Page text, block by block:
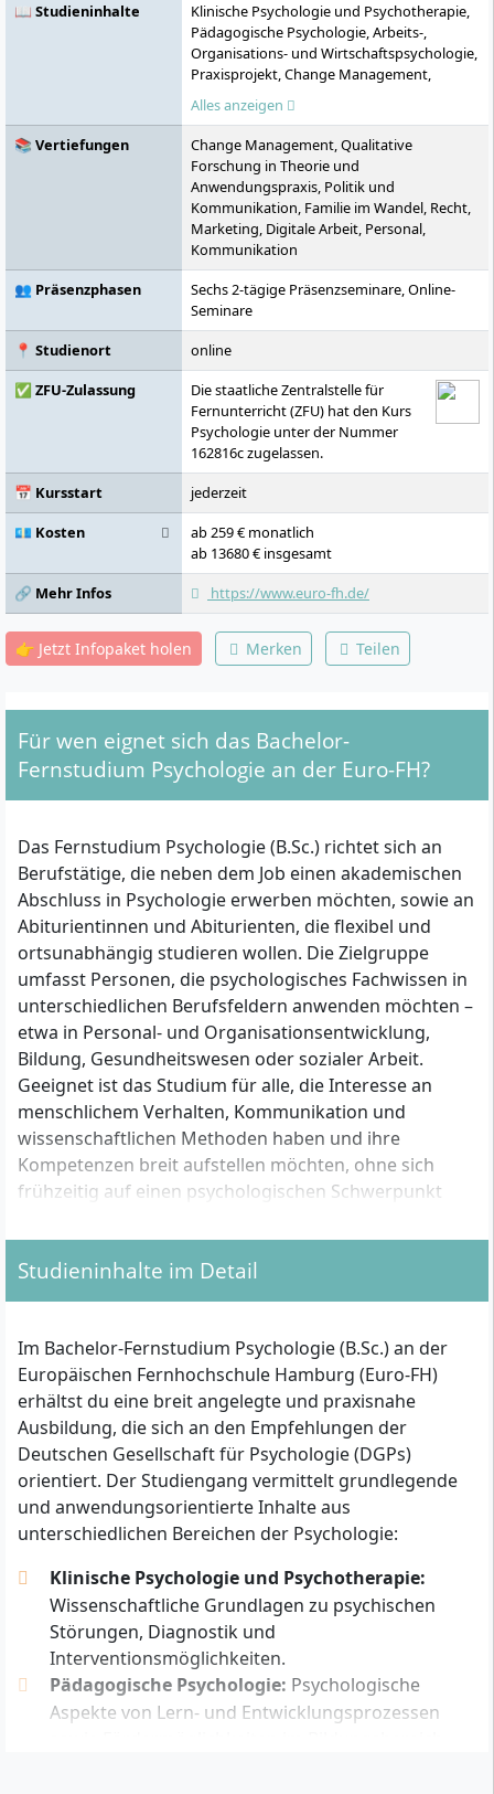
📖 Studieninhalte
Klinische Psychologie und Psychotherapie,
Pädagogische Psychologie, Arbeits-,
Organisations- und Wirtschaftspsychologie,
Praxisprojekt, Change Management,
Qualitative Forschung in Theorie und
Anwendungspraxis, Politik und
Kommunikation, Familie im Wandel, Recht,
Marketing, Digitale Arbeit, Personal,
Kommunikation
Alles anzeigen
📚 Vertiefungen
Change Management, Qualitative
Forschung in Theorie und
Anwendungspraxis, Politik und
Kommunikation, Familie im Wandel, Recht,
Marketing, Digitale Arbeit, Personal,
Kommunikation
👥 Präsenzphasen
Sechs 2-tägige Präsenzseminare, Online-
Seminare
📍 Studienort
online
✅ ZFU-Zulassung
Die staatliche Zentralstelle für
Fernunterricht (ZFU) hat den Kurs
Psychologie unter der Nummer
162816c zugelassen.
📅 Kursstart
jederzeit
💶 Kosten
ab 259 € monatlich
ab 13680 € insgesamt
🔗 Mehr Infos
https://www.euro-fh.de/
👉 Jetzt Infopaket holen Merken Teilen
Für wen eignet sich das Bachelor-
Fernstudium Psychologie an der Euro-FH?
Das Fernstudium Psychologie (B.Sc.) richtet sich an
Berufstätige, die neben dem Job einen akademischen
Abschluss in Psychologie erwerben möchten, sowie an
Abiturientinnen und Abiturienten, die flexibel und
ortsunabhängig studieren wollen. Die Zielgruppe
umfasst Personen, die psychologisches Fachwissen in
unterschiedlichen Berufsfeldern anwenden möchten –
etwa in Personal- und Organisationsentwicklung,
Bildung, Gesundheitswesen oder sozialer Arbeit.
Geeignet ist das Studium für alle, die Interesse an
menschlichem Verhalten, Kommunikation und
wissenschaftlichen Methoden haben und ihre
Kompetenzen breit aufstellen möchten, ohne sich
frühzeitig auf einen psychologischen Schwerpunkt
Für die Zulassung zum Bachelorstudiengang
Psychologie an der Euro-FH gelten folgende
Zugangswege:
Mit allgemeiner Hochschulreife, fachgebundener
Hochschulreife oder Fachhochschulreife kannst du
dich direkt einschreiben.
Ohne Abitur ist die Zulassung möglich, wenn du
eine fachspezifische Fortbildungsprüfung (z. B.
Meisterprüfung, Fachwirt) bestanden hast.
Ebenso kannst du mit abgeschlossener,
mindestens zweijähriger Berufsausbildung und
mindestens drei Jahren Berufspraxis sowie dem
Bestehen einer gesonderten
Hochschulzugangsprüfung angenommen werden.
Studieninhalte im Detail
Im Bachelor-Fernstudium Psychologie (B.Sc.) an der
Europäischen Fernhochschule Hamburg (Euro-FH)
erhältst du eine breit angelegte und praxisnahe
Ausbildung, die sich an den Empfehlungen der
Deutschen Gesellschaft für Psychologie (DGPs)
orientiert. Der Studiengang vermittelt grundlegende
und anwendungsorientierte Inhalte aus
unterschiedlichen Bereichen der Psychologie:
Klinische Psychologie und Psychotherapie:
Wissenschaftliche Grundlagen zu psychischen
Störungen, Diagnostik und
Interventionsmöglichkeiten.
Pädagogische Psychologie: Psychologische
Aspekte von Lern- und Entwicklungsprozessen